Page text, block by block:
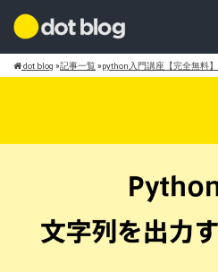
dot blog »記事一覧»python入門講座【完全無料】